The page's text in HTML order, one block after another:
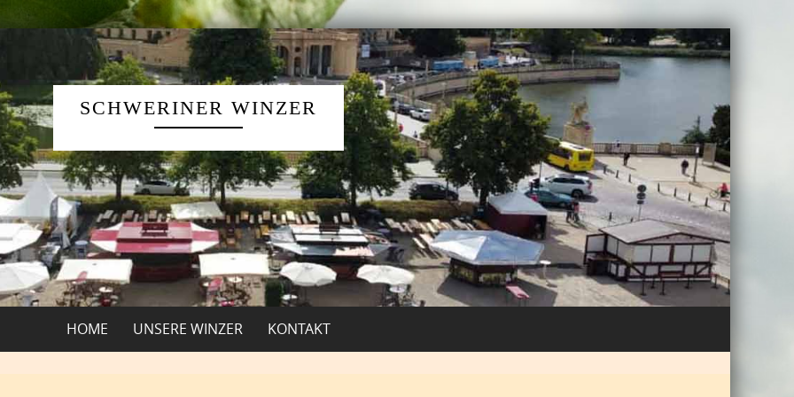
SCHWERINER WINZER
HOME UNSERE WINZER KONTAKT